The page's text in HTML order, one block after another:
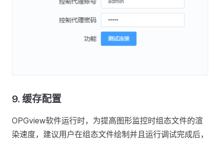
9.缓存配置
OPGview软件运行时，为提高图形监控时组态文件的渲
染速度，建议用户在组态文件绘制并且运行调试完成后，